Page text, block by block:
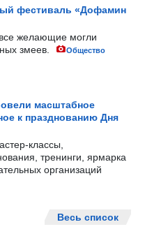
фестиваль «Дофамин
желающие могли
змеев.
Общество
масштабное
к празднованию Дня
классы,
тренинги, ярмарка
организаций
Весь список